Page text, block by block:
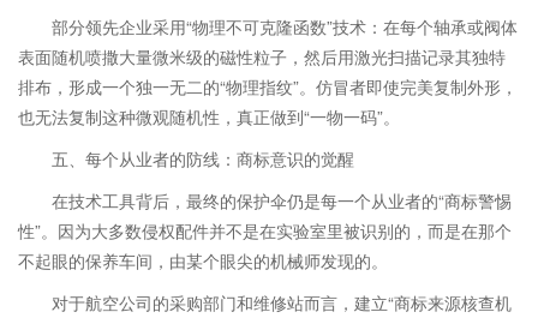
部分领先企业采用“物理不可克隆函数”技术：在每个轴承或阀体
表面随机喷撒大量微米级的磁性粒子，然后用激光扫描记录其独特
排布，形成一个独一无二的“物理指纹”。仿冒者即使完美复制外形，
也无法复制这种微观随机性，真正做到“一物一码”。
五、每个从业者的防线：商标意识的觉醒
在技术工具背后，最终的保护伞仍是每一个从业者的“商标警惕
性”。因为大多数侵权配件并不是在实验室里被识别的，而是在那个
不起眼的保养车间，由某个眼尖的机械师发现的。
对于航空公司的采购部门和维修站而言，建立“商标来源核查机